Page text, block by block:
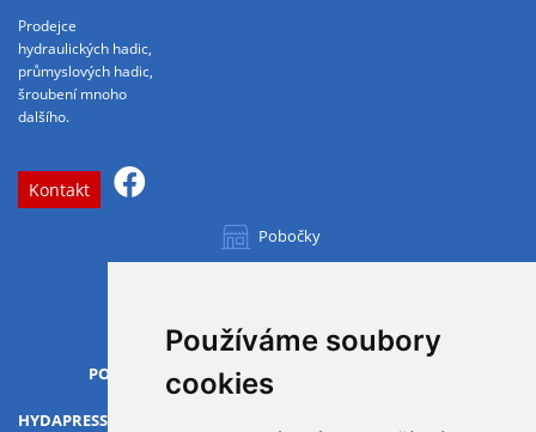
Používáme soubory
cookies
Prodejce
hydraulických hadic,
průmyslových hadic,
šroubení mnoho
dalšího.
Kontakt
Pobočky
OTVÍRACÍ DOBA
PO-PÁ
HYDAPRESS CZ s.r.o.